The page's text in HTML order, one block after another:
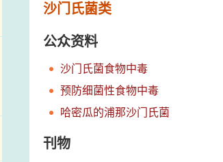
沙门氏菌类
公众资料
沙门氏菌食物中毒
预防细菌性食物中毒
哈密瓜的浦那沙门氏菌
刊物